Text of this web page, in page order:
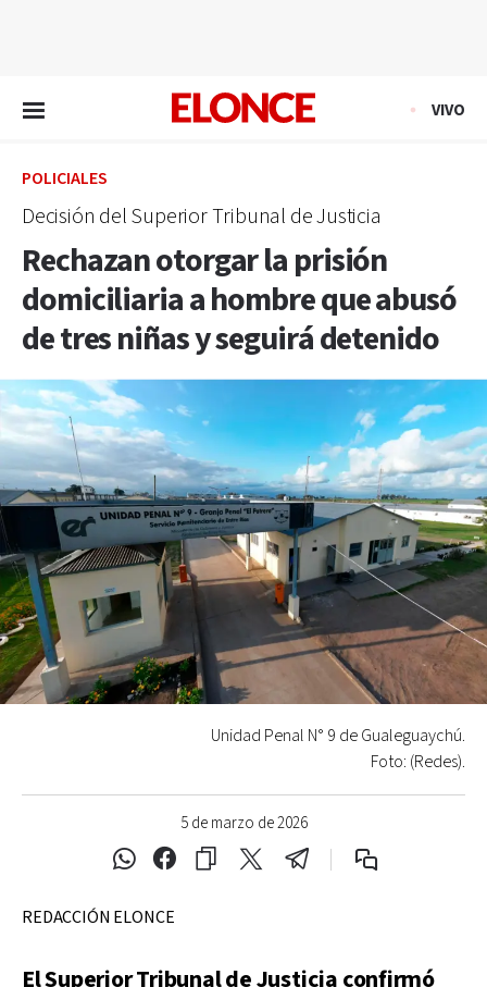
VIVO
POLICIALES
Decisión del Superior Tribunal de Justicia
Rechazan otorgar la prisión
domiciliaria a hombre que abusó
de tres niñas y seguirá detenido
5 de marzo de 2026
Unidad Penal N° 9 de Gualeguaychú.
Foto: (Redes).
REDACCIÓN ELONCE
El Superior Tribunal de Justicia confirmó